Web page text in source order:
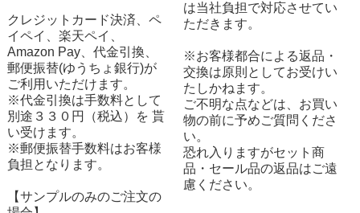
クレジットカード決済、ペ
イペイ、楽天ペイ、
Amazon Pay、代金引換、
郵便振替(ゆうちょ銀行)が
ご利用いただけます。
※代金引換は手数料として
別途３３０円（税込）を 貰
い受けます。
※郵便振替手数料はお客様
負担となります。
【サンプルのみのご注文の
は当社負担で対応させてい
ただきます。
※お客様都合による返品・
交換は原則としてお受けい
たしかねます。
ご不明な点などは、お買い
物の前に予めご質問くださ
い。
恐れ入りますがセット商
品・セール品の返品はご遠
慮ください。